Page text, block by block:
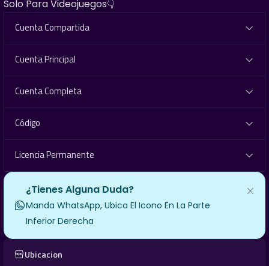
Solo Para Videojuegos👇
Cuenta Compartida
Cuenta Principal
Cuenta Completa
Código
Licencia Permanente
¿Tienes Alguna Duda?
Manda WhatsApp, Ubica El Icono En La Parte
Inferior Derecha
Ubicacion